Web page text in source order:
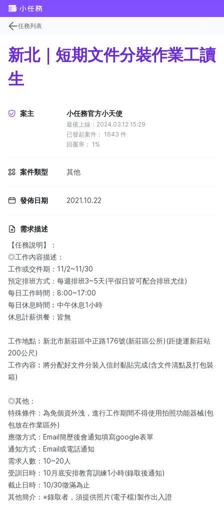
任務列表
新北｜短期文件分裝作業工讀
生
案主 小任務官方小天使
最後上線：2024.03.12 15:29
已發起案件： 1643 件
回覆率： 1%
案件類型 其他
發佈日期 2021.10.22
需求描述
【任務說明】：​
◎工作內容描述：​
工作或交件期：11/2~11/30
預定排班方式：每週排班3~5天(平假日皆可配合排班尤佳)
每日工作時間：8:00~17:00
每日休息時間︰中午休息1小時
休息計薪供餐：皆無
工作地點︰新北市新莊區中正路176號(新莊區公所)(距捷運新莊站
200公尺)
工作內容︰將分配好文件分裝入信封黏貼完成(含文件清點及打包裝
箱)
◎其他：
特殊條件：為免個資外洩，進行工作期間不得使用拍照功能器械(包
包放在作業區外)
應徵方式：Email簡歷後會通知填寫google表單
通知方式：Email或電話通知
需求人數：10~20人
受訓日時：10月底安排教育訓練1小時(錄取後通知)
截止日時：10/30徵滿為止
其他簡介：※錄取者，須提供照片(電子檔)製作出入證